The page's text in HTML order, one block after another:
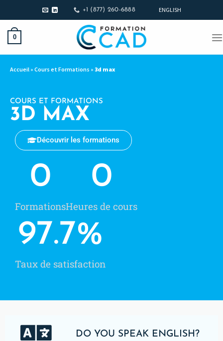
+1 (877) 260-6888 ENGLISH
0
Accueil » Cours et Formations » 3d max
COURS ET FORMATIONS
3D MAX
Découvrir les formations
Formations
0
Heures de cours
0
Taux de satisfaction
97.7%
DO YOU SPEAK ENGLISH?